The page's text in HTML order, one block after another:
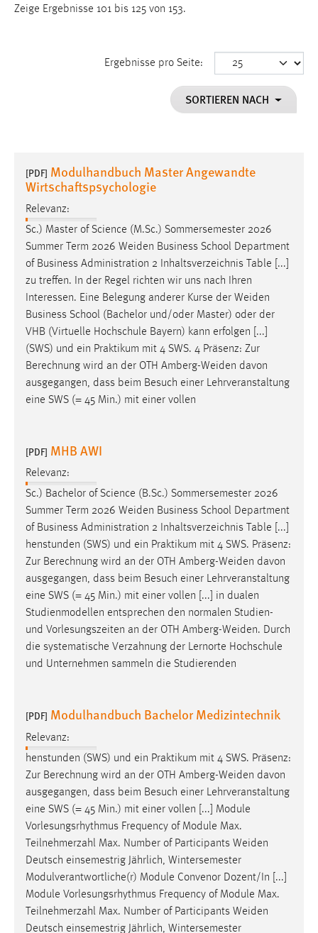
Zeige Ergebnisse 101 bis 125 von 153.
Ergebnisse pro Seite:
SORTIEREN NACH
[PDF] Modulhandbuch Master Angewandte
Wirtschaftspsychologie
Relevanz:
Sc.) Master of Science (M.Sc.) Sommersemester 2026
Summer Term 2026 Weiden Business School Department
of Business Administration 2 Inhaltsverzeichnis Table [...]
zu treffen. In der Regel richten wir uns nach Ihren
Interessen. Eine Belegung anderer Kurse der Weiden
Business School (Bachelor und/oder Master) oder der
VHB (Virtuelle Hochschule Bayern) kann erfolgen [...]
(SWS) und ein Praktikum mit 4 SWS. 4 Präsenz: Zur
Berechnung wird an der OTH Amberg-Weiden davon
ausgegangen, dass beim Besuch einer Lehrveranstaltung
eine SWS (= 45 Min.) mit einer vollen
[PDF] MHB AWI
Relevanz:
Sc.) Bachelor of Science (B.Sc.) Sommersemester 2026
Summer Term 2026 Weiden Business School Department
of Business Administration 2 Inhaltsverzeichnis Table [...]
henstunden (SWS) und ein Praktikum mit 4 SWS. Präsenz:
Zur Berechnung wird an der OTH Amberg-Weiden davon
ausgegangen, dass beim Besuch einer Lehrveranstaltung
eine SWS (= 45 Min.) mit einer vollen [...] in dualen
Studienmodellen entsprechen den normalen Studien-
und Vorlesungszeiten an der OTH Amberg-Weiden. Durch
die systematische Verzahnung der Lernorte Hochschule
und Unternehmen sammeln die Studierenden
[PDF] Modulhandbuch Bachelor Medizintechnik
Relevanz:
henstunden (SWS) und ein Praktikum mit 4 SWS. Präsenz:
Zur Berechnung wird an der OTH Amberg-Weiden davon
ausgegangen, dass beim Besuch einer Lehrveranstaltung
eine SWS (= 45 Min.) mit einer vollen [...] Module
Vorlesungsrhythmus Frequency of Module Max.
Teilnehmerzahl Max. Number of Participants Weiden
Deutsch einsemestrig Jährlich, Wintersemester
Modulverantwortliche(r) Module Convenor Dozent/In [...]
Module Vorlesungsrhythmus Frequency of Module Max.
Teilnehmerzahl Max. Number of Participants Weiden
Deutsch einsemestrig Jährlich, Wintersemester
Name:
Dieser Cookie speichert die ausgewählten Einverständnis-
Performance
Name:
staticfilecache
Zweck:
Für performante Seitenauslieferung wird in diesem Cookie
gespeichert, ob man eingeloggt ist.
Sprachpräferenz
Name:
site-language-preference
Zweck:
Das Cookie speichert die gewählte Sprache der Website.
Chat
Name:
MibewSessionID, MIBEW_UserID, mibew_locale, mibew-
chat-frame-style-5e9dbeb1811c0446
Zweck:
Wird benötigt um die Chatfunktion nutzen zu können.
Cookie Laufzeit:
MibewSessionID, mibew-chat-frame-style-
5e9dbeb1811c0446 = Sitzungslaufzeit, mibew_locale = 3
Jahre, MIBEW_UserID = 1 Jahr
Name:
Zweck:
Dieser Cookie ist notwendig um sich an der Website
einloggen zu können.
Cookie Laufzeit:
24 Stunden
STATISTIK
Statistik Cookies erfassen Informationen anonym.
Diese Informationen helfen uns zu verstehen, wie